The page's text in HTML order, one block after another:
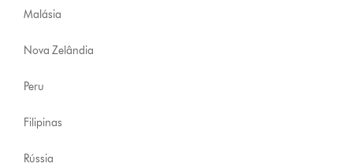
Malásia
Nova Zelândia
Peru
Filipinas
Rússia